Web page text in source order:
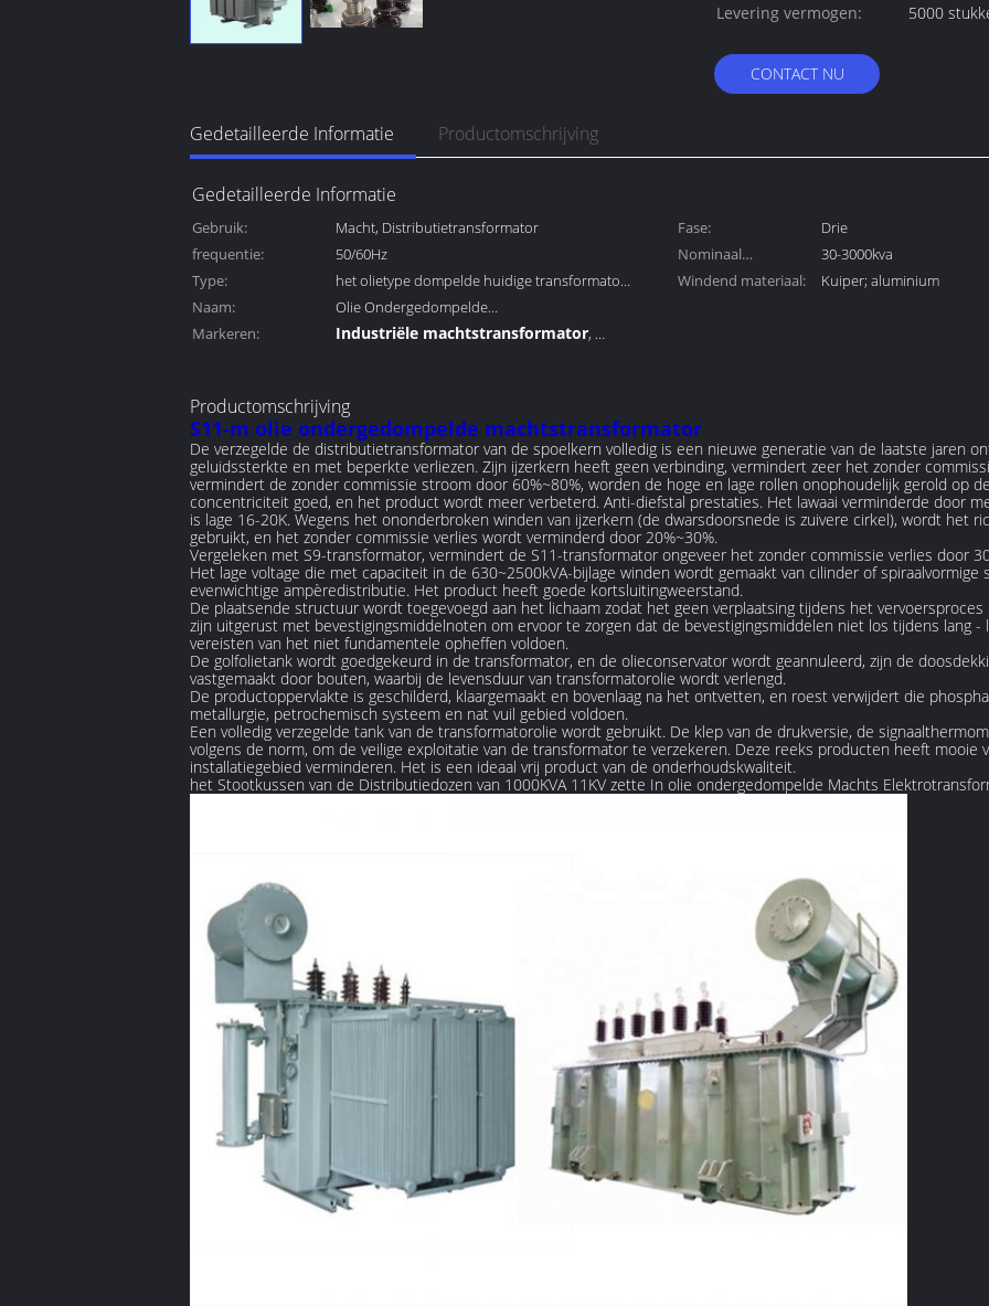
Levering vermogen:
5000
CONTACT NU
Gedetailleerde Informatie Productomschrijving
Gedetailleerde Informatie
Gebruik: Macht, Distributietransformator Fase:
Drie
frequentie:
50/60Hz
Nominaal
vermogen:
30-3000kva
Type:
het olietype dompelde huidige transformator
onder
Windend materiaal:
Kuiper; aluminium
Naam:
Olie Ondergedompelde
Distributietransformator
Markeren: Industriële machtstransformator,
Productomschrijving
S11-m olie ondergedompelde machtstransformator
De verzegelde de distributietransformator van de spoelkern volledig is een nieuwe generatie van de laatste jaren
geluidssterkte en met beperkte verliezen. Zijn ijzerkern heeft geen verbinding, vermindert zeer het zonder
vermindert de zonder commissie stroom door 60%~80%, worden de hoge en lage rollen onophoudelijk gerold op
concentriciteit goed, en het product wordt meer verbeterd. Anti-diefstal prestaties. Het lawaai verminderde door
is lage 16-20K. Wegens het ononderbroken winden van ijzerkern (de dwarsdoorsnede is zuivere cirkel), wordt het
gebruikt, en het zonder commissie verlies wordt verminderd door 20%~30%.
Vergeleken met S9-transformator, vermindert de S11-transformator ongeveer het zonder commissie verlies door
Het lage voltage die met capaciteit in de 630~2500kVA-bijlage winden wordt gemaakt van cilinder of
evenwichtige ampèredistributie. Het product heeft goede kortsluitingweerstand.
De plaatsende structuur wordt toegevoegd aan het lichaam zodat het geen verplaatsing tijdens het
zijn uitgerust met bevestigingsmiddelnoten om ervoor te zorgen dat de bevestigingsmiddelen niet los tijdens lang -
vereisten van het niet fundamentele opheffen voldoen.
De golfolietank wordt goedgekeurd in de transformator, en de olieconservator wordt geannuleerd, zijn de
vastgemaakt door bouten, waarbij de levensduur van transformatorolie wordt verlengd.
De productoppervlakte is geschilderd, klaargemaakt en bovenlaag na het ontvetten, en roest verwijdert die
metallurgie, petrochemisch systeem en nat vuil gebied voldoen.
Een volledig verzegelde tank van de transformatorolie wordt gebruikt. De klep van de drukversie, de
volgens de norm, om de veilige exploitatie van de transformator te verzekeren. Deze reeks producten heeft mooie
installatiegebied verminderen. Het is een ideaal vrij product van de onderhoudskwaliteit.
het Stootkussen van de Distributiedozen van 1000KVA 11KV zette In olie ondergedompelde Machts